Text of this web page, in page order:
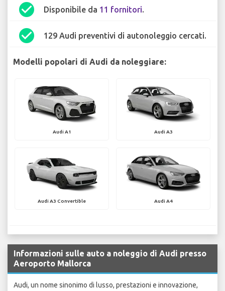
check_circle Disponibile da 11 fornitori.
check_circle 129 Audi preventivi di autonoleggio cercati.
Modelli popolari di Audi da noleggiare:
Audi A1 Audi A3
Audi A3 Convertible Audi A4
Informazioni sulle auto a noleggio di Audi presso
Aeroporto Mallorca
Audi, un nome sinonimo di lusso, prestazioni e innovazione,